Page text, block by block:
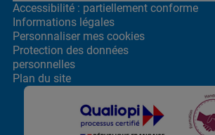
Accessibilité : partiellement conforme
Informations légales
Personnaliser mes cookies
Protection des données
personnelles
Plan du site